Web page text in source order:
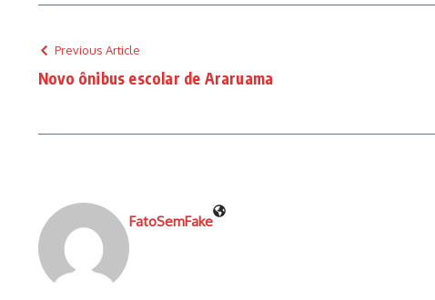
Previous Article
Novo ônibus escolar de Araruama
FatoSemFake